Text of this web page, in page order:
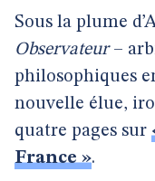
Sous la plume
Observateur–
philosophiques
nouvelle élue,
quatre pages sur
France ».